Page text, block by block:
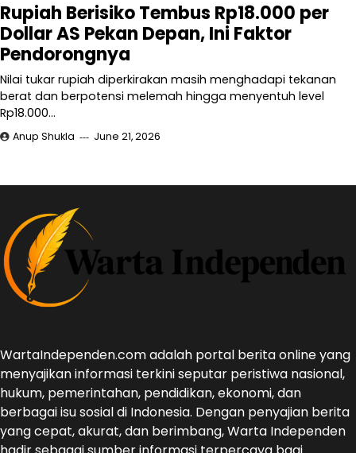
Rupiah Berisiko Tembus Rp18.000 per
Dollar AS Pekan Depan, Ini Faktor
Pendorongnya
Nilai tukar rupiah diperkirakan masih menghadapi tekanan
berat dan berpotensi melemah hingga menyentuh level
Rp18.000…
Anup Shukla June 21, 2026
WartaIndependen.com adalah portal berita online yang
menyajikan informasi terkini seputar peristiwa nasional,
hukum, pemerintahan, pendidikan, ekonomi, dan
berbagai isu sosial di Indonesia. Dengan penyajian berita
yang cepat, akurat, dan berimbang, Warta Independen